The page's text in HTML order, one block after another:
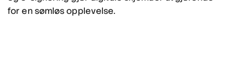
for en sømløs opplevelse.